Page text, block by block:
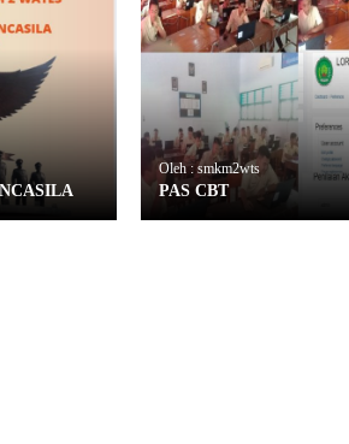
Oleh : smkm2wts
PAS CBT